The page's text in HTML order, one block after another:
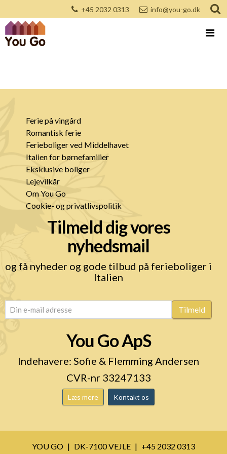
+45 2032 0313 info@you-go.dk
Ferie på vingård
Romantisk ferie
Ferieboliger ved Middelhavet
Italien for børnefamilier
Eksklusive boliger
Lejevilkår
Om You Go
Cookie- og privatlivspolitik
Tilmeld dig vores
nyhedsmail
og få nyheder og gode tilbud på ferieboliger i
Italien
email (Påkrævet) Tilmeld
You Go ApS
Indehavere: Sofie & Flemming Andersen
CVR-nr 33247133
Læs mere Kontakt os
YOU GO DK-7100 VEJLE
+45 2032 0313